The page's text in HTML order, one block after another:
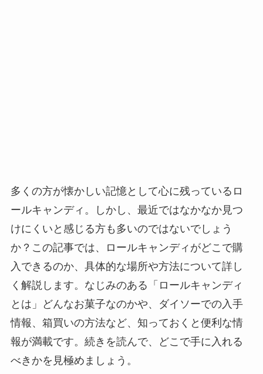
多くの方が懐かしい記憶として心に残っているロ
ールキャンディ。しかし、最近ではなかなか見つ
けにくいと感じる方も多いのではないでしょう
か？この記事では、ロールキャンディがどこで購
入できるのか、具体的な場所や方法について詳し
く解説します。なじみのある「ロールキャンディ
とは」どんなお菓子なのかや、ダイソーでの入手
情報、箱買いの方法など、知っておくと便利な情
報が満載です。続きを読んで、どこで手に入れる
べきかを見極めましょう。